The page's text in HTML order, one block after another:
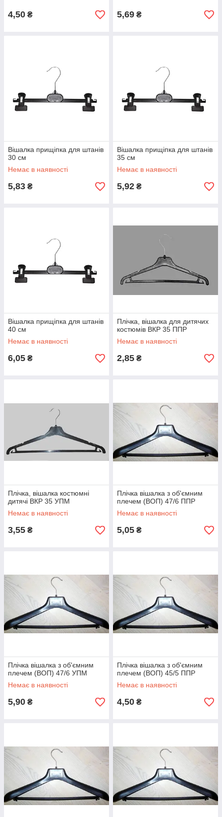
4,50 ₴ 5,69 ₴
Вішалка прищіпка для штанів
30 см
Немає в наявності
5,83 ₴
Вішалка прищіпка для штанів
35 см
Немає в наявності
5,92 ₴
Вішалка прищіпка для штанів
40 см
Немає в наявності
6,05 ₴
Плічка, вішалка для дитячих
костюмів ВКР 35 ППР
Немає в наявності
2,85 ₴
Плічка, вішалка костюмні
дитячі ВКР 35 УПМ
Немає в наявності
3,55 ₴
Плічка вішалка з об'ємним
плечем (ВОП) 47/6 ППР
Немає в наявності
5,05 ₴
Плічка вішалка з об'ємним
плечем (ВОП) 47/6 УПМ
Немає в наявності
5,90 ₴
Плічка вішалка з об'ємним
плечем (ВОП) 45/5 ППР
Немає в наявності
4,50 ₴